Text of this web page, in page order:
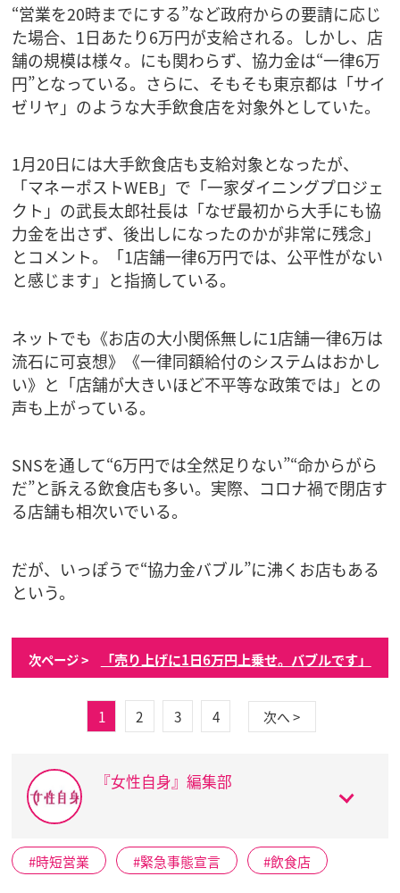
“営業を20時までにする”など政府からの要請に応じ
た場合、1日あたり6万円が支給される。しかし、店
舗の規模は様々。にも関わらず、協力金は“一律6万
円”となっている。さらに、そもそも東京都は「サイ
ゼリヤ」のような大手飲食店を対象外としていた。
1月20日には大手飲食店も支給対象となったが、
「マネーポストWEB」で「一家ダイニングプロジェ
クト」の武長太郎社長は「なぜ最初から大手にも協
力金を出さず、後出しになったのかが非常に残念」
とコメント。「1店舗一律6万円では、公平性がない
と感じます」と指摘している。
ネットでも《お店の大小関係無しに1店舗一律6万は
流石に可哀想》《一律同額給付のシステムはおかし
い》と「店舗が大きいほど不平等な政策では」との
声も上がっている。
SNSを通して“6万円では全然足りない”“命からがら
だ”と訴える飲食店も多い。実際、コロナ禍で閉店す
る店舗も相次いでいる。
だが、いっぽうで“協力金バブル”に沸くお店もある
という。
次ページ > 「売り上げに1日6万円上乗せ。バブルです」
1 2 3 4 次へ >
『女性自身』編集部
時短営業 緊急事態宣言 飲食店